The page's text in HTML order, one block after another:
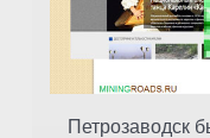
Петрозаводск